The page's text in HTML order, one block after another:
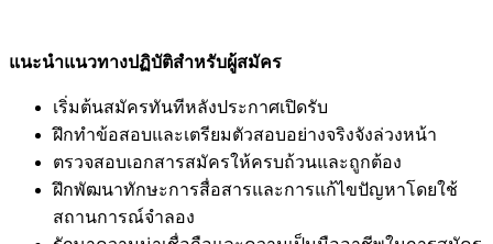
แนะนำแนวทางปฏิบัติสำหรับผู้สมัคร
เริ่มต้นสมัครทันทีหลังประกาศเปิดรับ
ฝึกทำข้อสอบและเตรียมตัวสอบอย่างจริงจังล่วงหน้า
ตรวจสอบเอกสารสมัครให้ครบถ้วนและถูกต้อง
ฝึกพัฒนาทักษะการสื่อสารและการแก้ไขปัญหาโดยใช้
สถานการณ์จำลอง